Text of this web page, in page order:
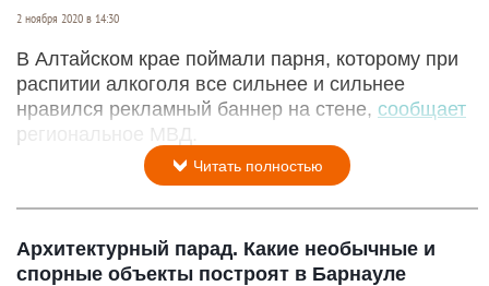
2 ноября 2020 в 14:30
В Алтайском крае поймали парня, которому при
распитии алкоголя все сильнее и сильнее
нравился рекламный баннер на стене, сообщает
региональное МВД.
Читать полностью
Архитектурный парад. Какие необычные и
спорные объекты построят в Барнауле